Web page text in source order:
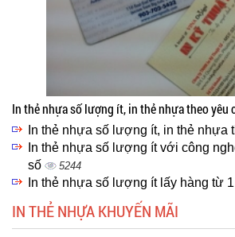
In thẻ nhựa số lượng ít, in thẻ nhựa theo yêu
In thẻ nhựa số lượng ít, in thẻ nhựa
In thẻ nhựa số lượng ít với công
số
5244
In thẻ nhựa số lượng ít lấy hàng từ
IN THẺ NHỰA KHUYẾN MÃI